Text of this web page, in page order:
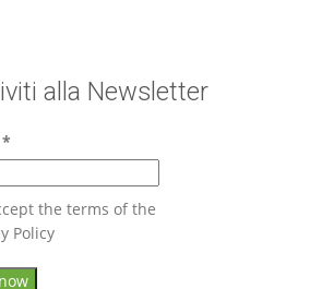
alla Newsletter
*
the terms of the
Policy